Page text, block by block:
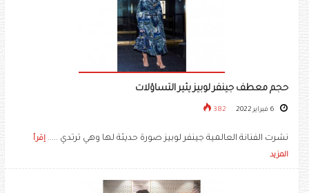
حجم معطف جينفر لوبيز يثير التساؤلات
382
نشرت الفنانة العالمية جينفر لوبيز صورة حديثة لها وهي ترتدي ..... إقرأ
المزيد